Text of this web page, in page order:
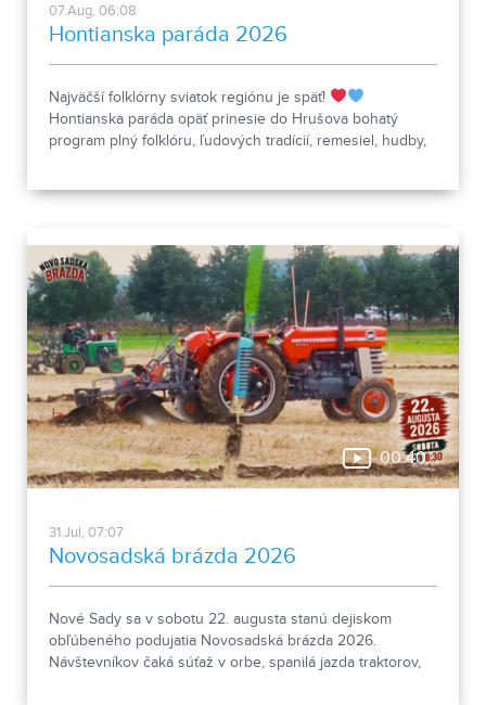
07.Aug, 06:08
Hontianska paráda 2026
Najväčší folklórny sviatok regiónu je späť!
Hontianska paráda opäť prinesie do Hrušova bohatý
program plný folklóru, ľudových tradícií, remesiel, hudby,
spája generácie a uchováva bohatstvo slovenských
tradícií.
00:40
31.Jul, 07:07
Novosadská brázda 2026
Nové Sady sa v sobotu 22. augusta stanú dejiskom
obľúbeného podujatia Novosadská brázda 2026.
Návštevníkov čaká súťaž v orbe, spanilá jazda traktorov,